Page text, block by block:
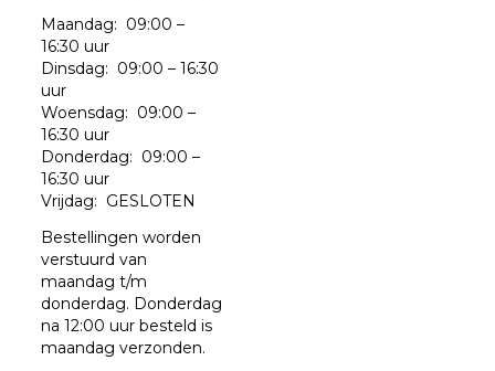
Maandag: 09:00 –
16:30 uur
Dinsdag: 09:00 – 16:30
uur
Woensdag: 09:00 –
16:30 uur
Donderdag: 09:00 –
16:30 uur
Vrijdag: GESLOTEN
Bestellingen worden
verstuurd van
maandag t/m
donderdag. Donderdag
na 12:00 uur besteld is
maandag verzonden.